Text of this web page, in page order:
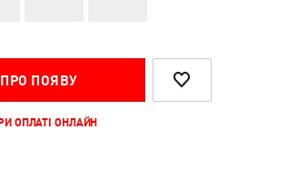
ПОЯВУ
ОПЛАТІ ОНЛАЙН